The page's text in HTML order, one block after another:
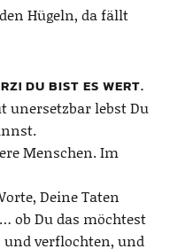
Hügeln, da fällt
DU BIST ES WERT.
unersetzbar lebst Du
Menschen. Im
Deine Taten
ob Du das möchtest
verflochten, und